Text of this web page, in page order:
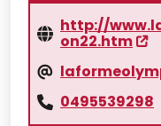
http://
on22.htm
0495539298